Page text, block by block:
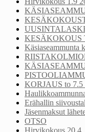
KESÄKOKOUS
Käsiaseammunta
KORJAUS to 7.5
Erähallin
Jäsenmaksut
OTSO
Hirvikokous 20.4